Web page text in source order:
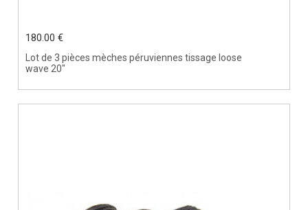
Lot de 3 pièces mèches péruviennes tissage loose
wave 20"
180.00 €